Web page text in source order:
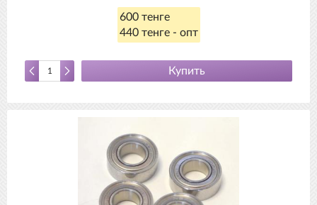
600 тенге
440 тенге - опт
Купить